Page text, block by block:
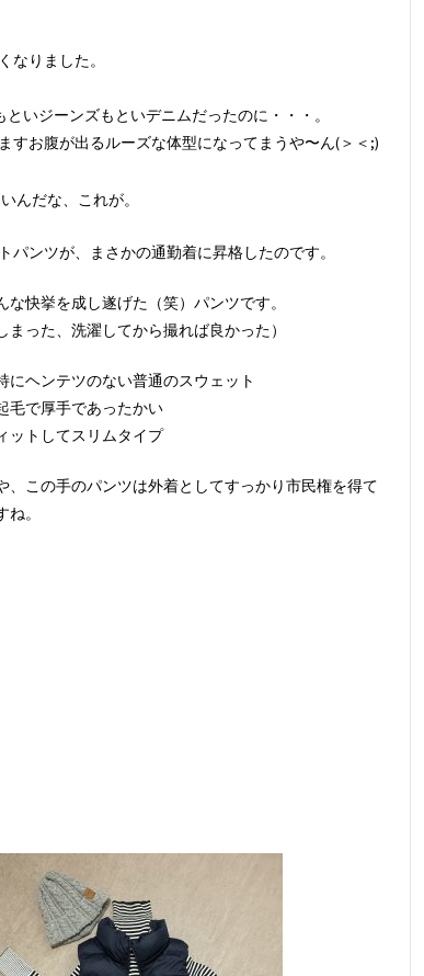
なりました。
いジーンズもといデニムだったのに・・・。
すお腹が出るルーズな体型になってまうや〜ん(＞＜;)
んだな、これが。
ンツが、まさかの通勤着に昇格したのです。
な快挙を成し遂げた（笑）パンツです。
しまった、洗濯してから撮れば良かった）
にヘンテツのない普通のスウェット
毛で厚手であったかい
ットしてスリムタイプ
、この手のパンツは外着としてすっかり市民権を得て
ね。